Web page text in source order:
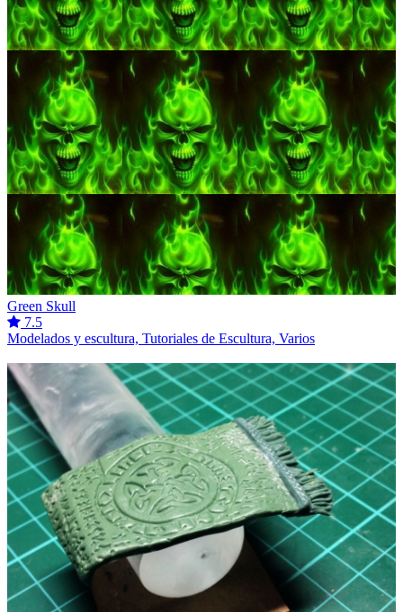
Green Skull
7.5
Modelados y escultura, Tutoriales de Escultura, Varios